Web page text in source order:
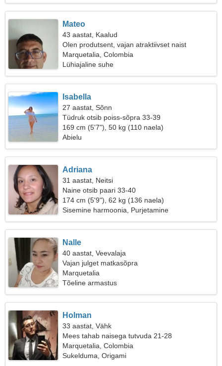
Mateo
43 aastat, Kaalud
Olen produtsent, vajan atraktiivset naist
Marquetalia, Colombia
Lühiajaline suhe
Isabella
27 aastat, Sõnn
Tüdruk otsib poiss-sõpra 33-39
169 cm (5'7"), 50 kg (110 naela)
Abielu
Adriana
31 aastat, Neitsi
Naine otsib paari 33-40
174 cm (5'9"), 62 kg (136 naela)
Sisemine harmoonia, Purjetamine
Nalle
40 aastat, Veevalaja
Vajan julget matkasõpra
Marquetalia
Tõeline armastus
Holman
33 aastat, Vähk
Mees tahab naisega tutvuda 21-28
Marquetalia, Colombia
Sukelduma, Origami